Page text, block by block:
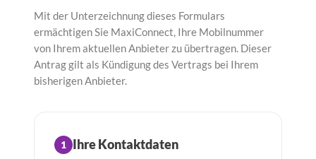
Mit der Unterzeichnung dieses Formulars
ermächtigen Sie MaxiConnect, Ihre Mobilnummer
von Ihrem aktuellen Anbieter zu übertragen. Dieser
Antrag gilt als Kündigung des Vertrags bei Ihrem
bisherigen Anbieter.
1 Ihre Kontaktdaten